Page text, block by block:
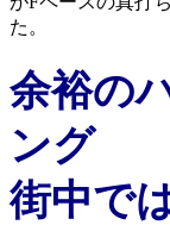
た。
余裕の
ング
街中で